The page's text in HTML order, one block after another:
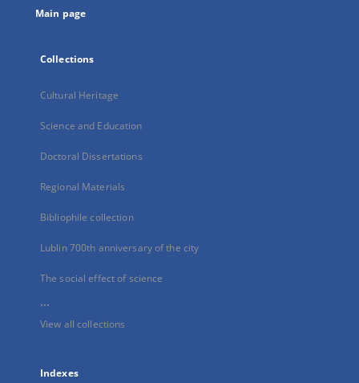
Main page
Collections
Cultural Heritage
Science and Education
Doctoral Dissertations
Regional Materials
Bibliophile collection
Lublin 700th anniversary of the city
The social effect of science
...
View all collections
Indexes